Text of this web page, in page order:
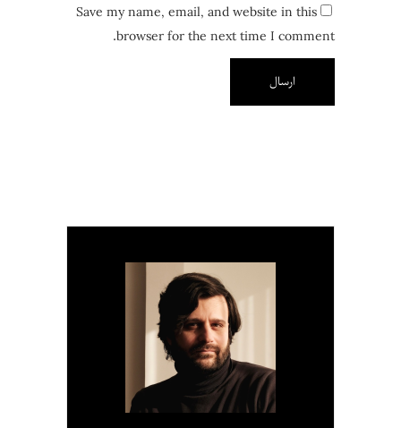
Save my name, email, and website in this
browser for the next time I comment.